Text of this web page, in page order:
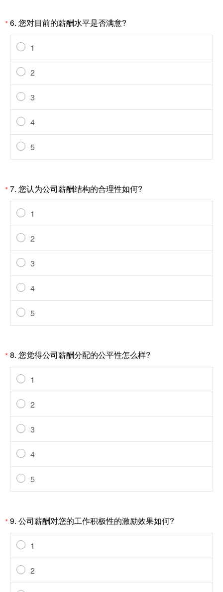
*6. 您对目前的薪酬水平是否满意?
1
2
3
4
5
*7. 您认为公司薪酬结构的合理性如何?
1
2
3
4
5
*8. 您觉得公司薪酬分配的公平性怎么样?
1
2
3
4
5
*9. 公司薪酬对您的工作积极性的激励效果如何?
1
2